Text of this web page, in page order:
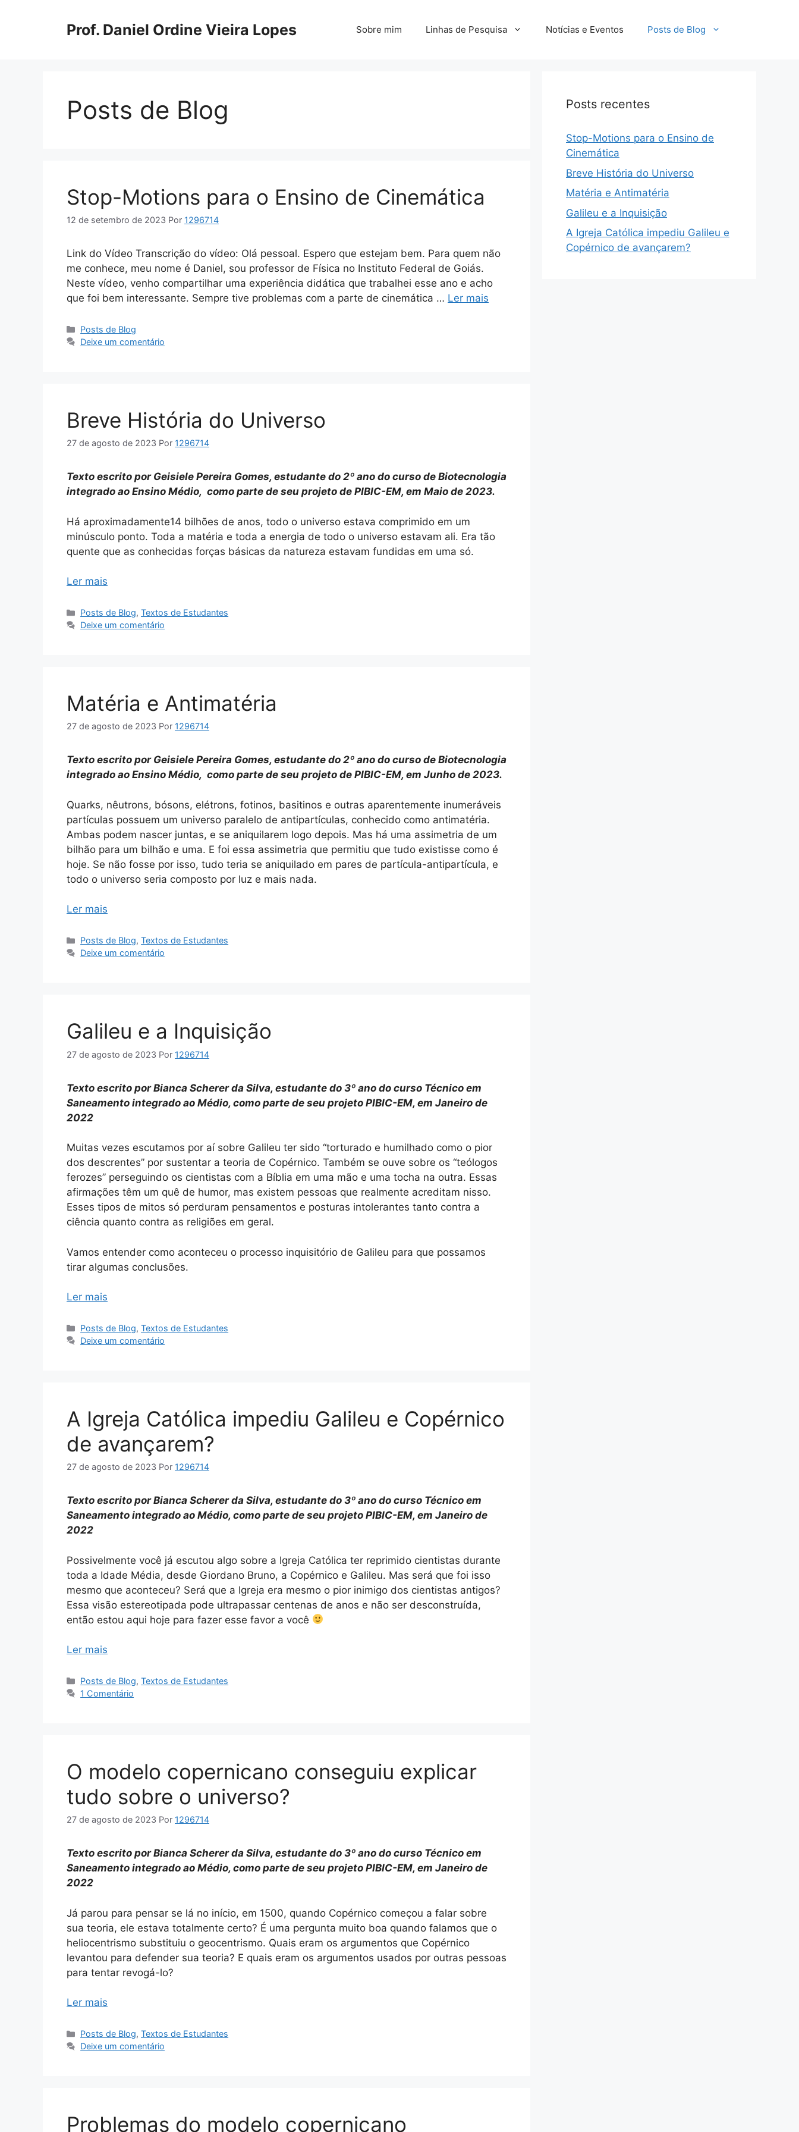
Prof. Daniel Ordine Vieira Lopes Sobre mim Linhas de Pesquisa Notícias e Eventos Posts de Blog
Posts de Blog
Stop-Motions para o Ensino de Cinemática
12 de setembro de 2023 Por 1296714
Link do Vídeo Transcrição do vídeo: Olá pessoal. Espero que estejam bem. Para quem não
me conhece, meu nome é Daniel, sou professor de Física no Instituto Federal de Goiás.
Neste vídeo, venho compartilhar uma experiência didática que trabalhei esse ano e acho
que foi bem interessante. Sempre tive problemas com a parte de cinemática … Ler mais
Categorias
Posts de Blog
Deixe um comentário
Breve História do Universo
27 de agosto de 2023 Por 1296714
Texto escrito por Geisiele Pereira Gomes, estudante do 2º ano do curso de Biotecnologia
integrado ao Ensino Médio, como parte de seu projeto de PIBIC-EM, em Maio de 2023.
Há aproximadamente14 bilhões de anos, todo o universo estava comprimido em um
minúsculo ponto. Toda a matéria e toda a energia de todo o universo estavam ali. Era tão
quente que as conhecidas forças básicas da natureza estavam fundidas em uma só.
Ler mais
Categorias
Posts de Blog,Textos de Estudantes
Deixe um comentário
Matéria e Antimatéria
27 de agosto de 2023 Por 1296714
Texto escrito por Geisiele Pereira Gomes, estudante do 2º ano do curso de Biotecnologia
integrado ao Ensino Médio, como parte de seu projeto de PIBIC-EM, em Junho de 2023.
Quarks, nêutrons, bósons, elétrons, fotinos, basitinos e outras aparentemente inumeráveis
partículas possuem um universo paralelo de antipartículas, conhecido como antimatéria.
Ambas podem nascer juntas, e se aniquilarem logo depois. Mas há uma assimetria de um
bilhão para um bilhão e uma. E foi essa assimetria que permitiu que tudo existisse como é
hoje. Se não fosse por isso, tudo teria se aniquilado em pares de partícula-antipartícula, e
todo o universo seria composto por luz e mais nada.
Ler mais
Categorias
Posts de Blog,Textos de Estudantes
Deixe um comentário
Galileu e a Inquisição
27 de agosto de 2023 Por 1296714
Texto escrito por Bianca Scherer da Silva, estudante do 3º ano do curso Técnico em
Saneamento integrado ao Médio, como parte de seu projeto PIBIC-EM, em Janeiro de
2022
Muitas vezes escutamos por aí sobre Galileu ter sido “torturado e humilhado como o pior
dos descrentes” por sustentar a teoria de Copérnico. Também se ouve sobre os “teólogos
ferozes” perseguindo os cientistas com a Bíblia em uma mão e uma tocha na outra. Essas
afirmações têm um quê de humor, mas existem pessoas que realmente acreditam nisso.
Esses tipos de mitos só perduram pensamentos e posturas intolerantes tanto contra a
ciência quanto contra as religiões em geral.
Vamos entender como aconteceu o processo inquisitório de Galileu para que possamos
tirar algumas conclusões.
Ler mais
Categorias
Posts de Blog,Textos de Estudantes
Deixe um comentário
A Igreja Católica impediu Galileu e Copérnico
de avançarem?
27 de agosto de 2023 Por 1296714
Texto escrito por Bianca Scherer da Silva, estudante do 3º ano do curso Técnico em
Saneamento integrado ao Médio, como parte de seu projeto PIBIC-EM, em Janeiro de
2022
Possivelmente você já escutou algo sobre a Igreja Católica ter reprimido cientistas durante
toda a Idade Média, desde Giordano Bruno, a Copérnico e Galileu. Mas será que foi isso
mesmo que aconteceu? Será que a Igreja era mesmo o pior inimigo dos cientistas antigos?
Essa visão estereotipada pode ultrapassar centenas de anos e não ser desconstruída,
então estou aqui hoje para fazer esse favor a você
Ler mais
Categorias
Posts de Blog,Textos de Estudantes
1 Comentário
O modelo copernicano conseguiu explicar
tudo sobre o universo?
27 de agosto de 2023 Por 1296714
Texto escrito por Bianca Scherer da Silva, estudante do 3º ano do curso Técnico em
Saneamento integrado ao Médio, como parte de seu projeto PIBIC-EM, em Janeiro de
2022
Já parou para pensar se lá no início, em 1500, quando Copérnico começou a falar sobre
sua teoria, ele estava totalmente certo? É uma pergunta muito boa quando falamos que o
heliocentrismo substituiu o geocentrismo. Quais eram os argumentos que Copérnico
levantou para defender sua teoria? E quais eram os argumentos usados por outras pessoas
para tentar revogá-lo?
Ler mais
Categorias
Posts de Blog,Textos de Estudantes
Deixe um comentário
Problemas do modelo copernicano
Posts recentes
Stop-Motions para o Ensino de
Cinemática
Breve História do Universo
Matéria e Antimatéria
Galileu e a Inquisição
A Igreja Católica impediu Galileu e
Copérnico de avançarem?